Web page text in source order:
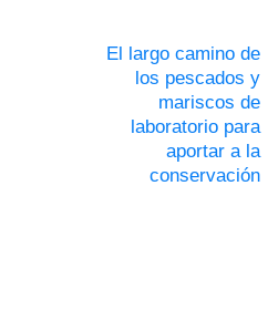
El largo camino de
los pescados y
mariscos de
laboratorio para
aportar a la
conservación